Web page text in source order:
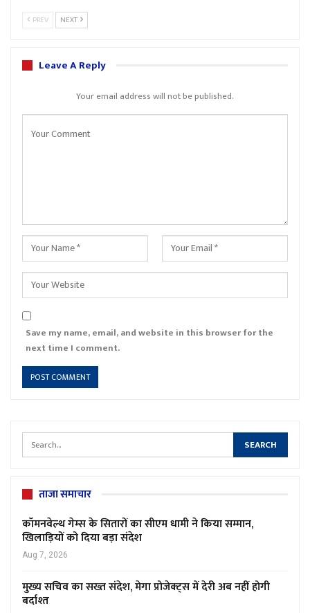
PREV NEXT
Leave A Reply
Your email address will not be published.
Save my name, email, and website in this browser for the
next time I comment.
ताजा समाचार
कॉमनवेल्थ गेम्स के सितारों का सीएम धामी ने किया सम्मान,
खिलाड़ियों को दिया बड़ा संदेश
Aug 7, 2026
मुख्य सचिव का सख्त संदेश, मेगा प्रोजेक्ट्स में देरी अब नहीं होगी
बर्दाश्त